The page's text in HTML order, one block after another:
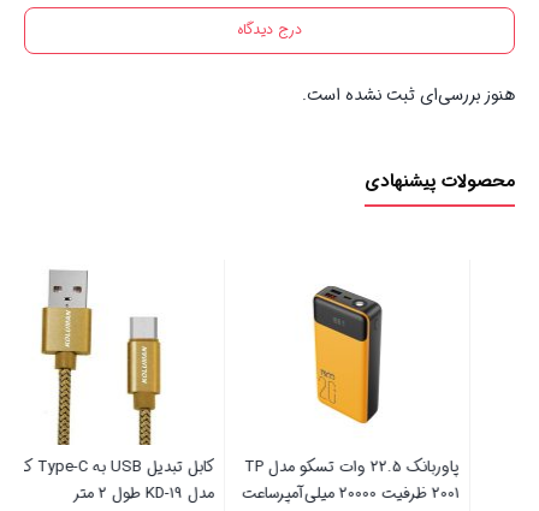
درج دیدگاه
هنوز بررسی‌ای ثبت نشده است.
محصولات پیشنهادی
پاوربانک 22.5 وات تسکو مدل TP
کابل تبدیل USB به Type-C کلومن
مدل KD-19 طول 2 متر